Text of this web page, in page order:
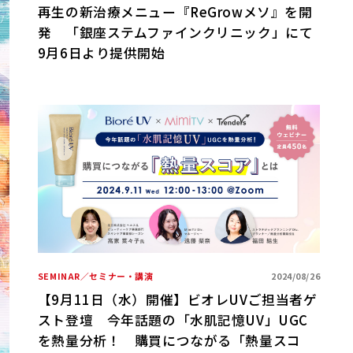
再生の新治療メニュー『ReGrowメソ』を開
発 「銀座ステムファインクリニック」にて
9月6日より提供開始
SEMINAR／セミナー・講演 2024/08/26
【9月11日（水）開催】ビオレUVご担当者ゲ
スト登壇 今年話題の「水肌記憶UV」UGC
を熱量分析！ 購買につながる「熱量スコ